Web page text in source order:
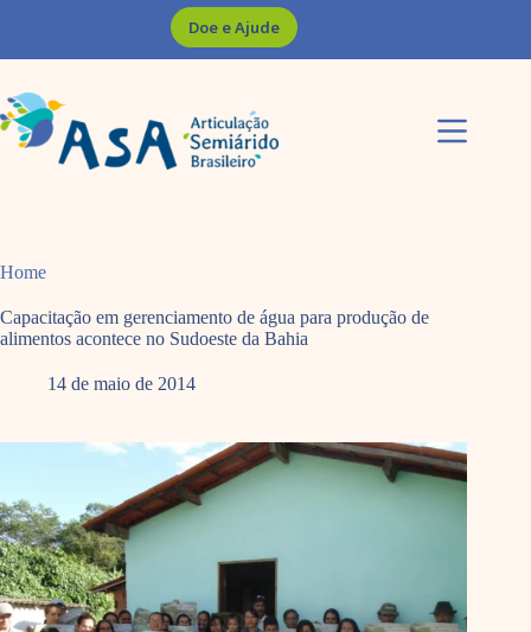
Doe e Ajude
Home
Capacitação em gerenciamento de água para produção de
alimentos acontece no Sudoeste da Bahia
14 de maio de 2014